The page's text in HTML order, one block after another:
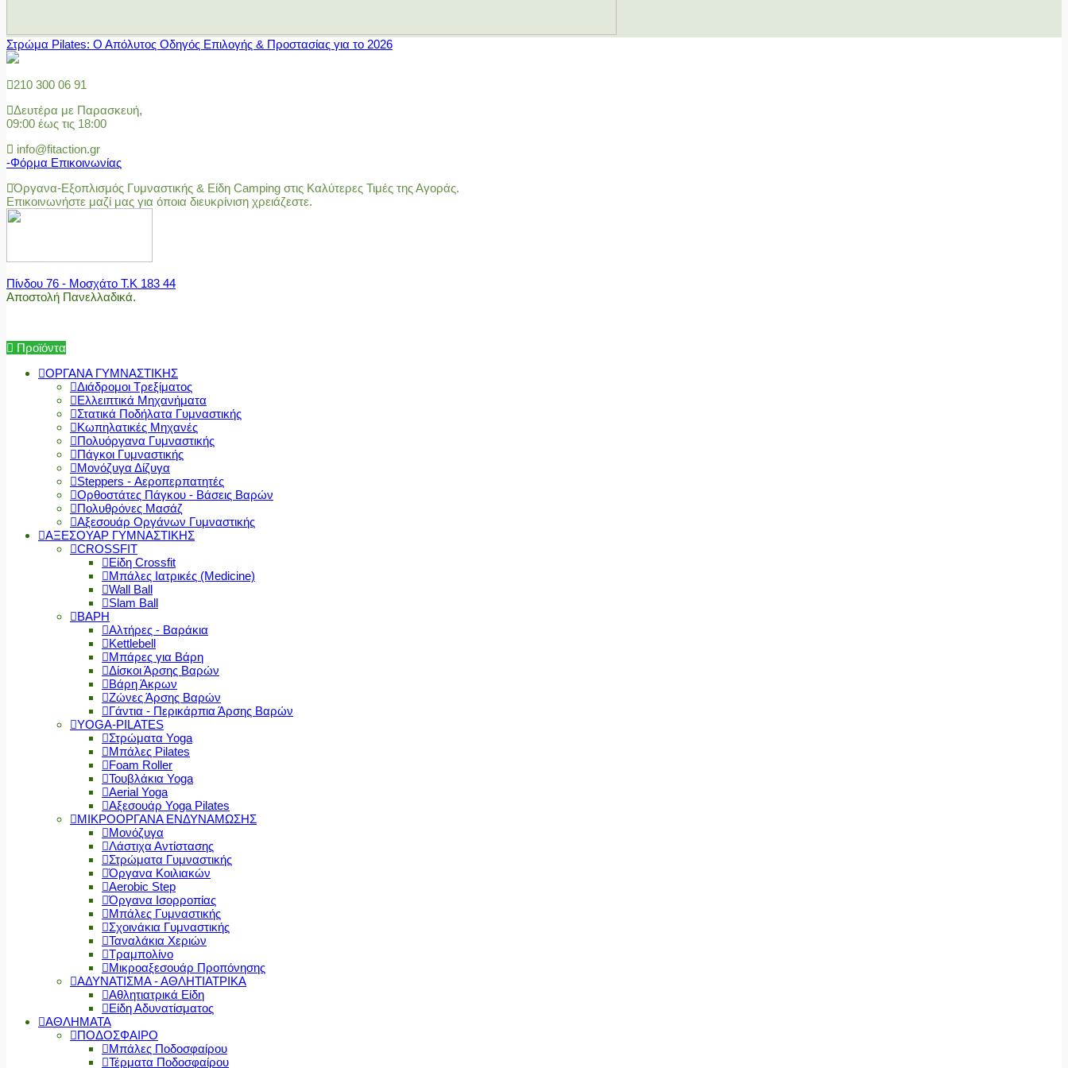
Στρώμα Pilates: Ο Απόλυτος Οδηγός Επιλογής & Προστασίας για το 2026
210 300 06 91
Δευτέρα με Παρασκευή,
09:00 έως τις 18:00
info@fitaction.gr
-Φόρμα Επικοινωνίας
Όργανα-Εξοπλισμός Γυμναστικής & Είδη Camping στις Καλύτερες Τιμές της Αγοράς.
Επικοινωνήστε μαζί μας για όποια διευκρίνιση χρειάζεστε.
Πίνδου 76 - Μοσχάτο Τ.Κ 183 44
Αποστολή Πανελλαδικά.
Προϊόντα
ΟΡΓΑΝΑ ΓΥΜΝΑΣΤΙΚΗΣ
Διάδρομοι Τρεξίματος
Ελλειπτικά Μηχανήματα
Στατικά Ποδήλατα Γυμναστικής
Κωπηλατικές Μηχανές
Πολυόργανα Γυμναστικής
Πάγκοι Γυμναστικής
Μονόζυγα Δίζυγα
Steppers - Αεροπερπατητές
Ορθοστάτες Πάγκου - Βάσεις Βαρών
Πολυθρόνες Μασάζ
Αξεσουάρ Οργάνων Γυμναστικής
ΑΞΕΣΟΥΑΡ ΓΥΜΝΑΣΤΙΚΗΣ
CROSSFIT
Είδη Crossfit
Μπάλες Ιατρικές (Medicine)
Wall Ball
Slam Ball
ΒΑΡΗ
Αλτήρες - Βαράκια
Kettlebell
Μπάρες για Βάρη
Δίσκοι Άρσης Βαρών
Βάρη Άκρων
Ζώνες Άρσης Βαρών
Γάντια - Περικάρπια Άρσης Βαρών
YOGA-PILATES
Στρώματα Yoga
Μπάλες Pilates
Foam Roller
Τουβλάκια Yoga
Aerial Yoga
Αξεσουάρ Yoga Pilates
ΜΙΚΡΟΟΡΓΑΝΑ ΕΝΔΥΝΑΜΩΣΗΣ
Μονόζυγα
Λάστιχα Αντίστασης
Στρώματα Γυμναστικής
Όργανα Κοιλιακών
Aerobic Step
Όργανα Ισορροπίας
Μπάλες Γυμναστικής
Σχοινάκια Γυμναστικής
Ταναλάκια Χεριών
Τραμπολίνο
Μικροαξεσουάρ Προπόνησης
ΑΔΥΝΑΤΙΣΜΑ - ΑΘΛΗΤΙΑΤΡΙΚΑ
Αθλητιατρικά Είδη
Είδη Αδυνατίσματος
ΑΘΛΗΜΑΤΑ
ΠΟΔΟΣΦΑΙΡΟ
Μπάλες Ποδοσφαίρου
Τέρματα Ποδοσφαίρου